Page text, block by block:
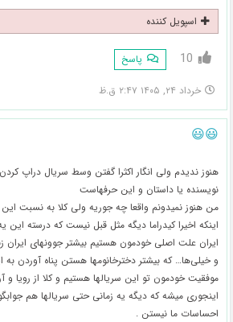
اسپویل کننده
10 پاسخ
خرداد ۲۴, ۱۴۰۵ ۲:۴۷ ق.ظ
😃😃
هنوز ندیدم ولی انگار اکثرا گفتن وسط سریال دراپ
نویسنده یا داستان و این حرفهاست
من هنوز نمیدونم واقعا چه جوریه ولی کلا به نسبت
اینکه اخیرا کیدراما دیگه مثل قبل نیست که درسته این
ایران علت اصلی خودمون هستیم بیشتر جوونهای ایران
و خیلی‌ها… که بیشتر دخترخانومها هستن پناه آوردن به
موفقیت خودمون تو این سریالها هستیم و کلا از رویا
اینجوری میشه که دیگه یه زمانی حتی سریالها هم
احساسات ما نیستن .